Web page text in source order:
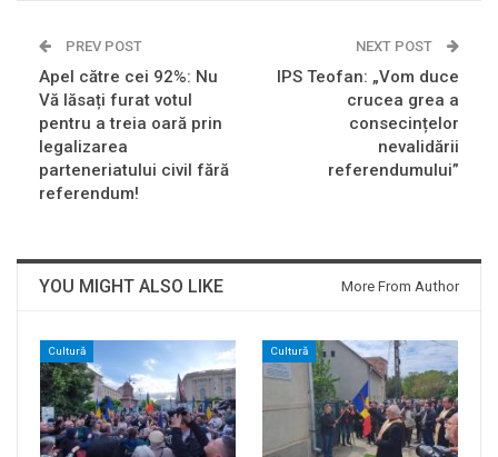
PREV POST
Apel către cei 92%: Nu
Vă lăsați furat votul
pentru a treia oară prin
legalizarea
parteneriatului civil fără
referendum!
NEXT POST
IPS Teofan: „Vom duce
crucea grea a
consecințelor
nevalidării
referendumului”
YOU MIGHT ALSO LIKE More From Author
Cultură Cultură